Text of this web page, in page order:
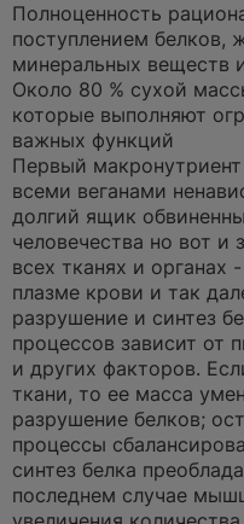
Полноценность
поступлением белков,
минеральных веществ
Около 80 % сухой
которые выполняют
важных функций
Первый
всеми веганами
долгий ящик
человечества но вот и
всех тканях и органах
плазме крови и так
разрушение и синтез
процессов зависит от
и других факторов.
ткани, то ее масса
разрушение белков;
процессы
синтез белка
последнем случае